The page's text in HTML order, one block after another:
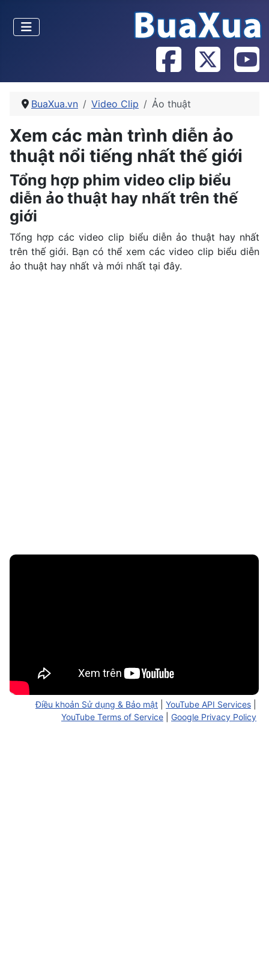
BuaXua.vn Video Clip Ảo thuật
Xem các màn trình diễn ảo
thuật nổi tiếng nhất thế giới
Tổng hợp phim video clip biểu
diễn ảo thuật hay nhất trên thế
giới
Tổng hợp các video clip biểu diễn ảo thuật hay nhất
trên thế giới. Bạn có thể xem các video clip biểu diễn
ảo thuật hay nhất và mới nhất tại đây.
Điều khoản Sử dụng & Bảo mật YouTube API Services
YouTube Terms of Service
Google Privacy Policy